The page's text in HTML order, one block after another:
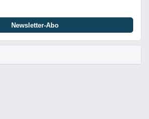
Newsletter-Abo